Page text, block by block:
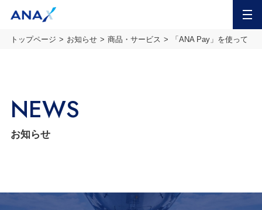
トップページ お知らせ 商品・サービス 「ANA Pay」を使って「
NEWS
お知らせ